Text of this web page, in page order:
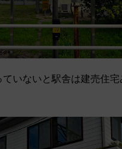
いないと駅舎は建売住宅